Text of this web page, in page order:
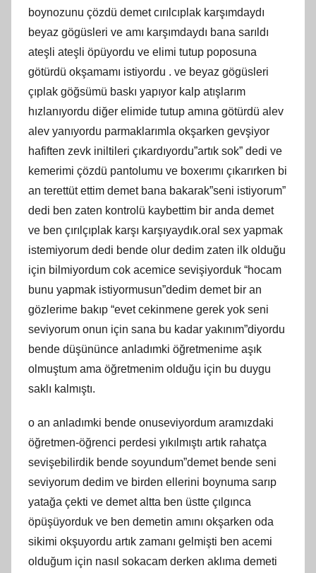
boynozunu çözdü demet cırılcıplak karşımdaydı
beyaz gögüsleri ve amı karşımdaydı bana sarıldı
ateşli ateşli öpüyordu ve elimi tutup poposuna
götürdü okşamamı istiyordu . ve beyaz gögüsleri
çıplak göğsümü baskı yapıyor kalp atışlarım
hızlanıyordu diğer elimide tutup amına götürdü alev
alev yanıyordu parmaklarımla okşarken gevşiyor
hafiften zevk iniltileri çıkardıyordu”artık sok” dedi ve
kemerimi çözdü pantolumu ve boxerımı çıkarırken bi
an terettüt ettim demet bana bakarak”seni istiyorum”
dedi ben zaten kontrolü kaybettim bir anda demet
ve ben çırılçıplak karşı karşıyaydık.oral sex yapmak
istemiyorum dedi bende olur dedim zaten ilk olduğu
için bilmiyordum cok acemice sevişiyorduk “hocam
bunu yapmak istiyormusun”dedim demet bir an
gözlerime bakıp “evet cekinmene gerek yok seni
seviyorum onun için sana bu kadar yakınım”diyordu
bende düşününce anladımki öğretmenime aşık
olmuştum ama öğretmenim olduğu için bu duygu
saklı kalmıştı.
o an anladımki bende onuseviyordum aramızdaki
öğretmen-öğrenci perdesi yıkılmıştı artık rahatça
sevişebilirdik bende soyundum”demet bende seni
seviyorum dedim ve birden ellerini boynuma sarıp
yatağa çekti ve demet altta ben üstte çılgınca
öpüşüyorduk ve ben demetin amını okşarken oda
sikimi okşuyordu artık zamanı gelmişti ben acemi
olduğum için nasıl sokacam derken aklıma demeti